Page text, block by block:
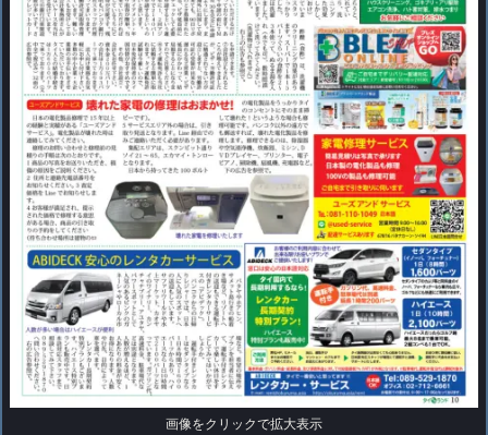
画像をクリックで拡大表示